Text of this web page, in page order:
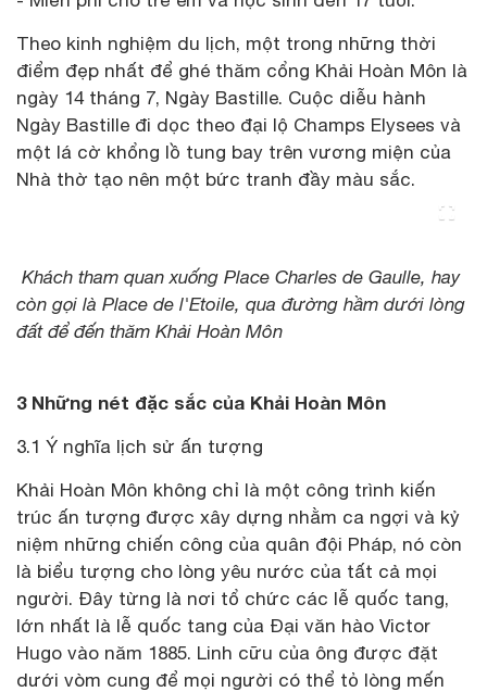
Theo kinh nghiệm du lịch, một trong những thời
điểm đẹp nhất để ghé thăm cổng Khải Hoàn Môn là
ngày 14 tháng 7, Ngày Bastille. Cuộc diễu hành
Ngày Bastille đi dọc theo đại lộ Champs Elysees và
một lá cờ khổng lồ tung bay trên vương miện của
Nhà thờ tạo nên một bức tranh đầy màu sắc.
Khách tham quan xuống Place Charles de Gaulle, hay
còn gọi là Place de l'Etoile, qua đường hầm dưới lòng
đất để đến thăm Khải Hoàn Môn
3 Những nét đặc sắc của Khải Hoàn Môn
3.1 Ý nghĩa lịch sử ấn tượng
Khải Hoàn Môn không chỉ là một công trình kiến
trúc ấn tượng được xây dựng nhằm ca ngợi và kỷ
niệm những chiến công của quân đội Pháp, nó còn
là biểu tượng cho lòng yêu nước của tất cả mọi
người. Đây từng là nơi tổ chức các lễ quốc tang,
lớn nhất là lễ quốc tang của Đại văn hào Victor
Hugo vào năm 1885. Linh cữu của ông được đặt
dưới vòm cung để mọi người có thể tỏ lòng mến